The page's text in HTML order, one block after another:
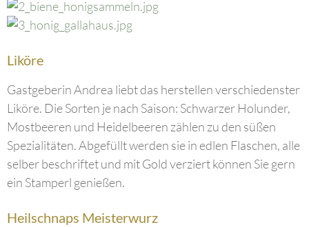
Liköre
Gastgeberin Andrea liebt das herstellen verschiedenster
Liköre. Die Sorten je nach Saison: Schwarzer Holunder,
Mostbeeren und Heidelbeeren zählen zu den süßen
Spezialitäten. Abgefüllt werden sie in edlen Flaschen, alle
selber beschriftet und mit Gold verziert können Sie gern
ein Stamperl genießen.
Heilschnaps Meisterwurz